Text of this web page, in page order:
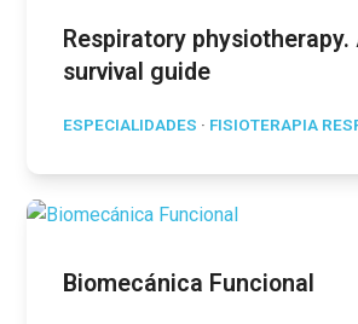
Respiratory physiotherapy.
survival guide
ESPECIALIDADES · FISIOTERAPIA
Biomecánica Funcional